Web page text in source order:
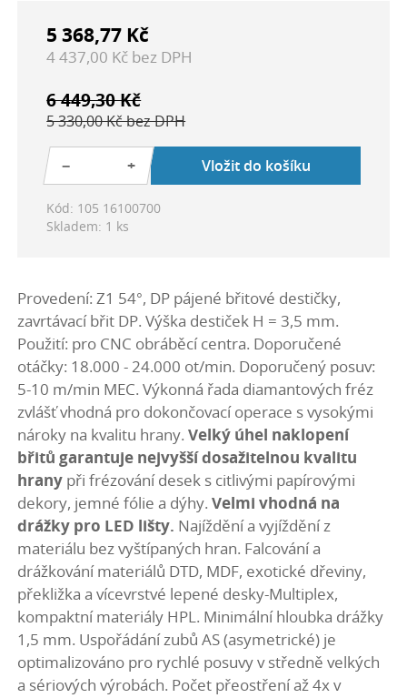
5 368,77 Kč
4 437,00 Kč bez DPH
6 449,30 Kč
5 330,00 Kč bez DPH
− + Vložit do košíku
Kód: 105 16100700
Skladem: 1 ks
Provedení: Z1 54°, DP pájené břitové destičky,
zavrtávací břit DP. Výška destiček H = 3,5 mm.
Použití: pro CNC obráběcí centra. Doporučené
otáčky: 18.000 - 24.000 ot/min. Doporučený posuv:
5-10 m/min MEC. Výkonná řada diamantových fréz
zvlášť vhodná pro dokončovací operace s vysokými
nároky na kvalitu hrany.Velký úhel naklopení
břitů garantuje nejvyšší dosažitelnou kvalitu
hrany při frézování desek s citlivými papírovými
dekory, jemné fólie a dýhy.Velmi vhodná na
drážky pro LED lišty. Najíždění a vyjíždění z
materiálu bez vyštípaných hran. Falcování a
drážkování materiálů DTD, MDF, exotické dřeviny,
překližka a vícevrstvé lepené desky-Multiplex,
kompaktní materiály HPL. Minimální hloubka drážky
1,5 mm. Uspořádání zubů AS (asymetrické) je
optimalizováno pro rychlé posuvy v středně velkých
a sériových výrobách. Počet přeostření až 4x v